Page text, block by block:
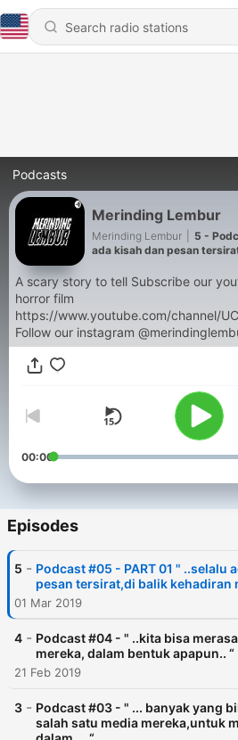
Podcasts
Merinding Lembur
Merinding Lembur
5 -
ada kisah dan pesan
A scary story to tell Subscribe our youtube channel for short
horror film
https://www.youtube.com/channel/
Follow our instagram
00:00
Episodes
5 - Podcast #05 - PART 01 " ..selalu
pesan tersirat,di balik kehadiran
01 Mar 2019
4 - Podcast #04 - " ..kita bisa
mereka, dalam bentuk apapun.. “
21 Feb 2019
3 - Podcast #03 - " ... banyak yang
salah satu media mereka,untuk